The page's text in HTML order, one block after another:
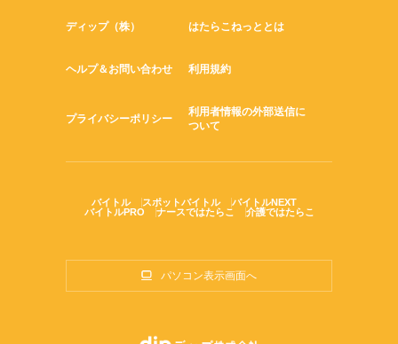
ディップ（株） はたらこねっととは
ヘルプ＆お問い合わせ 利用規約
プライバシーポリシー
利用者情報の外部送信に
ついて
バイトル スポットバイトル
バイトルNEXT
バイトルPRO
ナースではたらこ 介護ではたらこ
パソコン表示画面へ